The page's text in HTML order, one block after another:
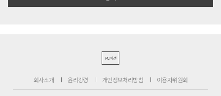
PC버전
회사소개 윤리강령 개인정보처리방침 이용자위원회